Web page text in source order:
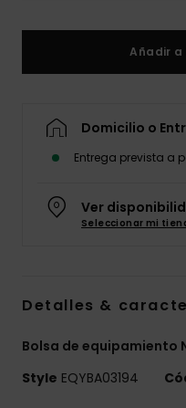
Añadir
Domicilio o
Entrega prevista a
Ver
Seleccionar mi
Detalles &
Bolsa de equipamiento
Style EQYBA03194